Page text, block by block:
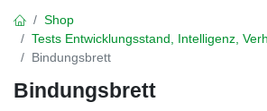
Shop
Tests Entwicklungsstand, Intelligenz,
Bindungsbrett
Bindungsbrett